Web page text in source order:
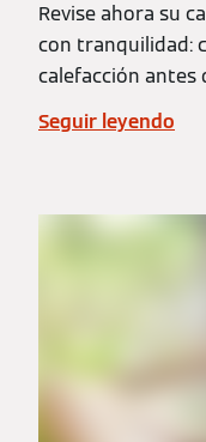
Revise ahora su
con tranquilidad:
calefacción antes
Seguir leyendo